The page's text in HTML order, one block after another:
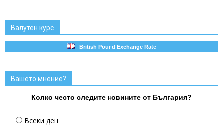
Валутен курс
British Pound Exchange Rate
Вашето мнение?
Колко често следите новините от България?
Всеки ден